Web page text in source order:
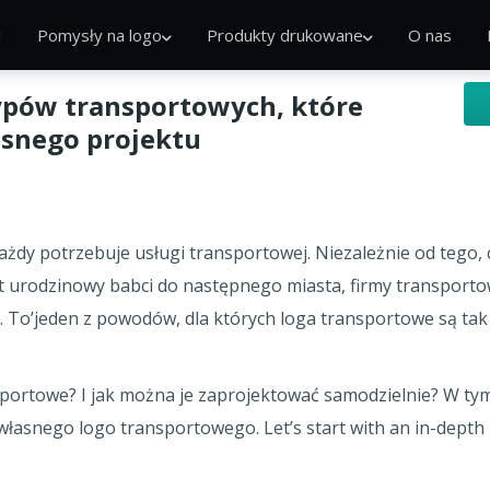
Pomysły na logo Produkty drukowane O nas
transportowych, które
projektu
potrzebuje usługi transportowej. Niezależnie od tego,
urodzinowy babci do następnego miasta, firmy
To’jeden z powodów, dla których loga transportowe są
I jak można je zaprojektować samodzielnie? W
logo transportowego. Let’s start with an in-